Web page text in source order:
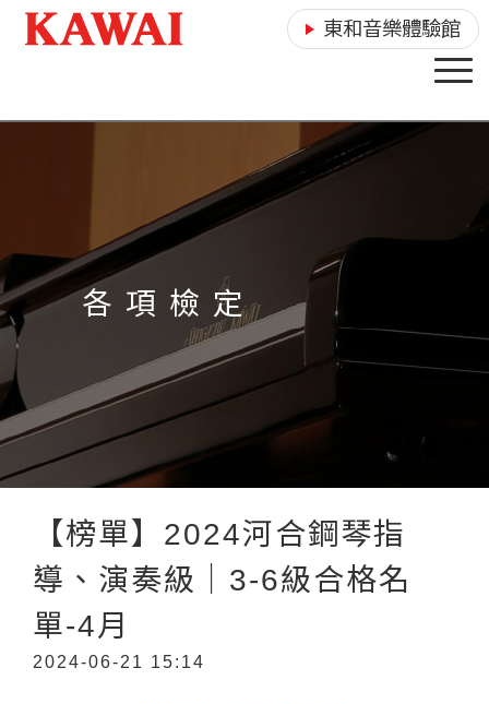
東和音樂體驗館
各 項 檢 定
【榜單】2024河合鋼琴指
導、演奏級｜3-6級合格名
單-4月
2024-06-21 15:14